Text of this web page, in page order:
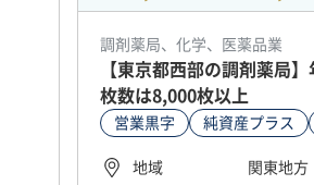
調剤薬局、化学、医薬品業
【東京都西部の調剤薬局
枚数は8,000枚以上
営業黒字 純資産プラス
地域
関東地方